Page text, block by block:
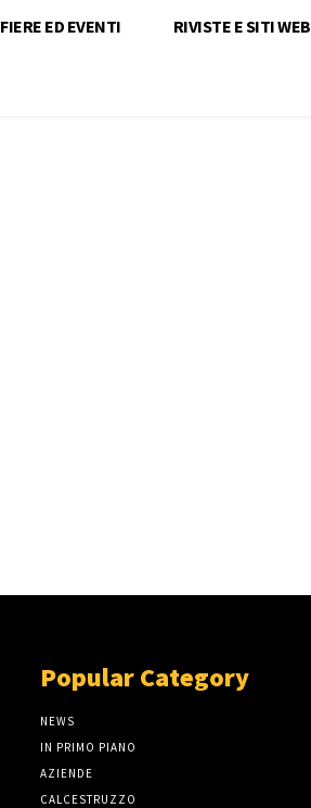
FIERE ED EVENTI RIVISTE E SITI WEB
Popular Category
NEWS
IN PRIMO PIANO
AZIENDE
CALCESTRUZZO